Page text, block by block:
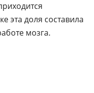
эта доля составила
мозга.